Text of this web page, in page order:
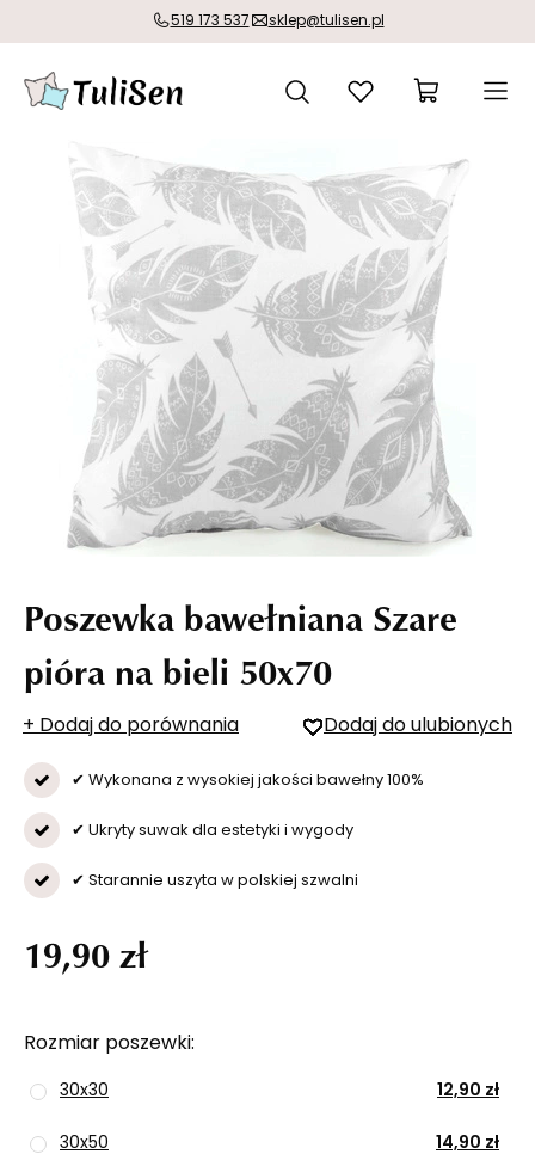
519 173 537 sklep@tulisen.pl
Poszewka bawełniana Szare
pióra na bieli 50x70
+ Dodaj do porównania Dodaj do ulubionych
✔ Wykonana z wysokiej jakości bawełny 100%
✔ Ukryty suwak dla estetyki i wygody
✔ Starannie uszyta w polskiej szwalni
Rozmiar poszewki
30x30 12,90 zł
30x50 14,90 zł
19,90 zł